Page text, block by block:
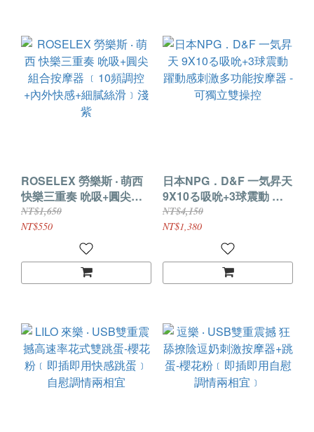
ROSELEX 勞樂斯 ‧ 萌西
快樂三重奏 吮吸+圓尖組
合按摩器 ﹝10頻調控+內
外快感+細膩絲滑﹞淺紫
NT$1,650
NT$550
日本NPG．D&F 一気昇天
9X10る吸吮+3球震動 躍
動感刺激多功能按摩器 -
可獨立雙操控
NT$4,150
NT$1,380